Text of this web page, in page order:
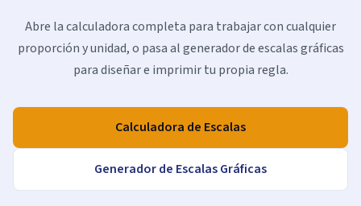
Abre la calculadora completa para trabajar con cualquier
proporción y unidad, o pasa al generador de escalas gráficas
para diseñar e imprimir tu propia regla.
Calculadora de Escalas
Generador de Escalas Gráficas